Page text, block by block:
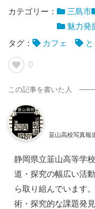
カテゴリー： 三島市
魅力発
タグ：
カフェ
0
韮山高校写真報
静岡県立韮山高等学
道・探究の幅広い活
ら取り組んでいます
術・探究的な課題発